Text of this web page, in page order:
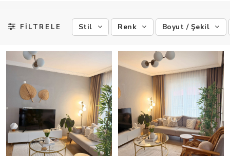
FİLTRELE Stil Renk Boyut / Şekil